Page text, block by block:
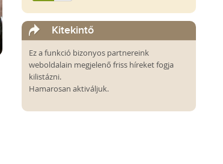
Kitekintő
Ez a funkció bizonyos partnereink
weboldalain megjelenő friss híreket fogja
kilistázni.
Hamarosan aktiváljuk.